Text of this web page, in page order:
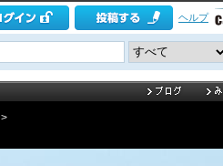
ヘルプ
>